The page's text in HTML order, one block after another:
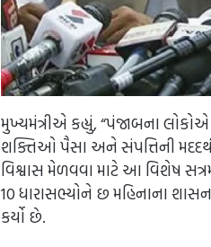
મુખ્યમંત્રીએ કહ્યું, “પંજાબના
શક્તિઓ પૈસા અને સંપત્તિની
વિશ્વાસ મેળવવા માટે આ વિશેષ
10 ધારાસભ્યોને છ મહિનાના
કર્યો છે.